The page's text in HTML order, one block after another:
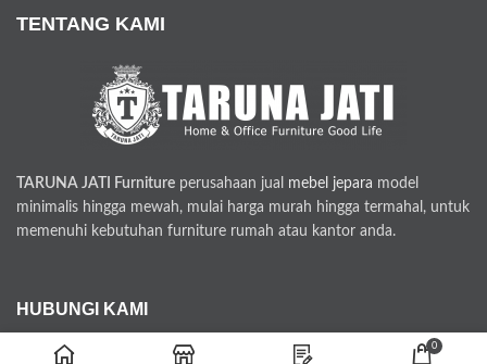
TENTANG KAMI
TARUNA JATI Furniture perusahaan jual mebel jepara model
minimalis hingga mewah, mulai harga murah hingga termahal, untuk
memenuhi kebutuhan furniture rumah atau kantor anda.
HUBUNGI KAMI
tarunajatifurniture@gmail.com
0